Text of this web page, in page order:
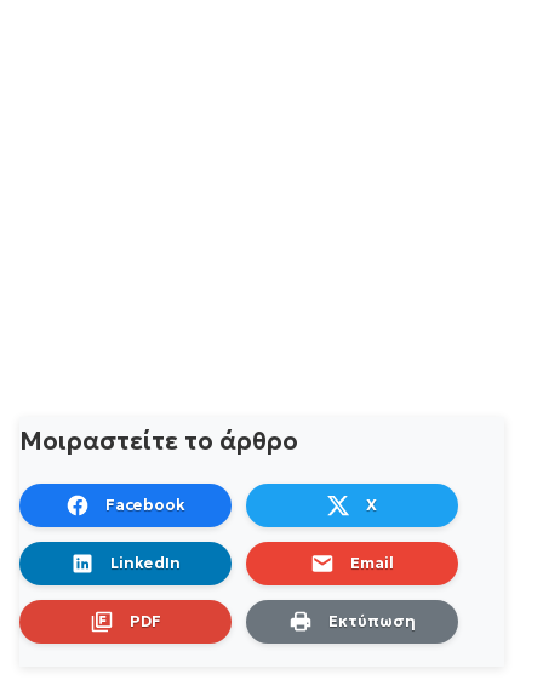
Μοιραστείτε το άρθρο
Facebook X
LinkedIn Email
PDF Εκτύπωση